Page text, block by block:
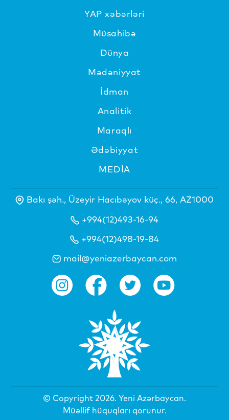
YAP xəbərləri
Müsahibə
Dünya
Mədəniyyat
İdman
Analitik
Maraqlı
Ədəbiyyat
MEDİA
Bakı şəh., Üzeyir Hacıbəyov küç., 66, AZ1000
+994(12)493-16-94
+994(12)498-19-84
mail@yeniazerbaycan.com
© Copyright 2026. Yeni Azərbaycan.
Müəllif hüquqları qorunur.